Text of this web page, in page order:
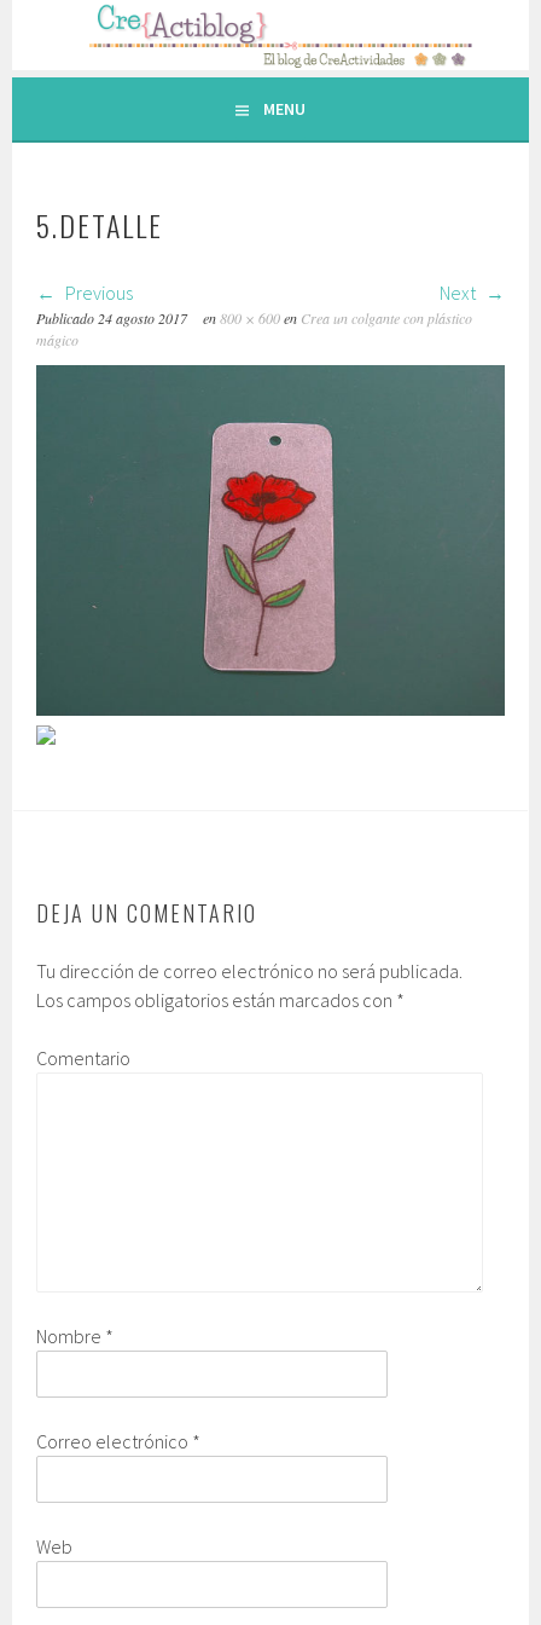
contenido.
MENU
5.DETALLE
Previous Next
Publicado 24 agosto 2017 en800 × 600en Crea un colgante con plástico
mágico
DEJA UN COMENTARIO
Tu dirección de correo electrónico no será publicada.
Los campos obligatorios están marcados con *
Comentario
Nombre *
Correo electrónico *
Web